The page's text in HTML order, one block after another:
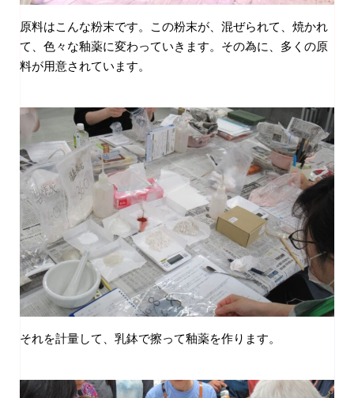
原料はこんな粉末です。この粉末が、混ぜられて、焼かれ
て、色々な釉薬に変わっていきます。その為に、多くの原
料が用意されています。
それを計量して、乳鉢で擦って釉薬を作ります。